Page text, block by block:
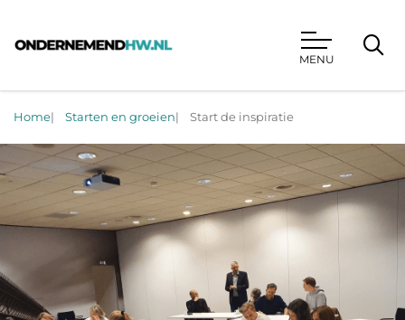
MENU
Home Starten en groeien Start de inspiratie